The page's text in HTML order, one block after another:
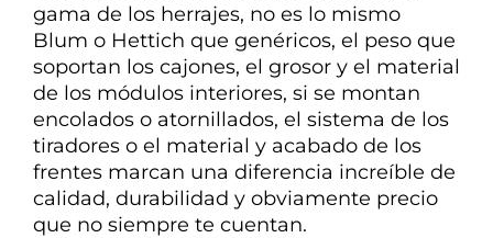
gama de los herrajes, no es lo mismo
Blum o Hettich que genéricos, el peso que
soportan los cajones, el grosor y el material
de los módulos interiores, si se montan
encolados o atornillados, el sistema de los
tiradores o el material y acabado de los
frentes marcan una diferencia increíble de
calidad, durabilidad y obviamente precio
que no siempre te cuentan.